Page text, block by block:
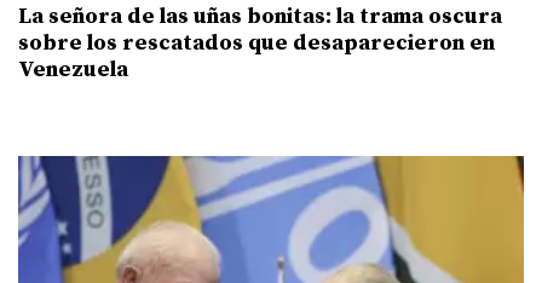
La señora de las uñas bonitas: la trama oscura
sobre los rescatados que desaparecieron en
Venezuela